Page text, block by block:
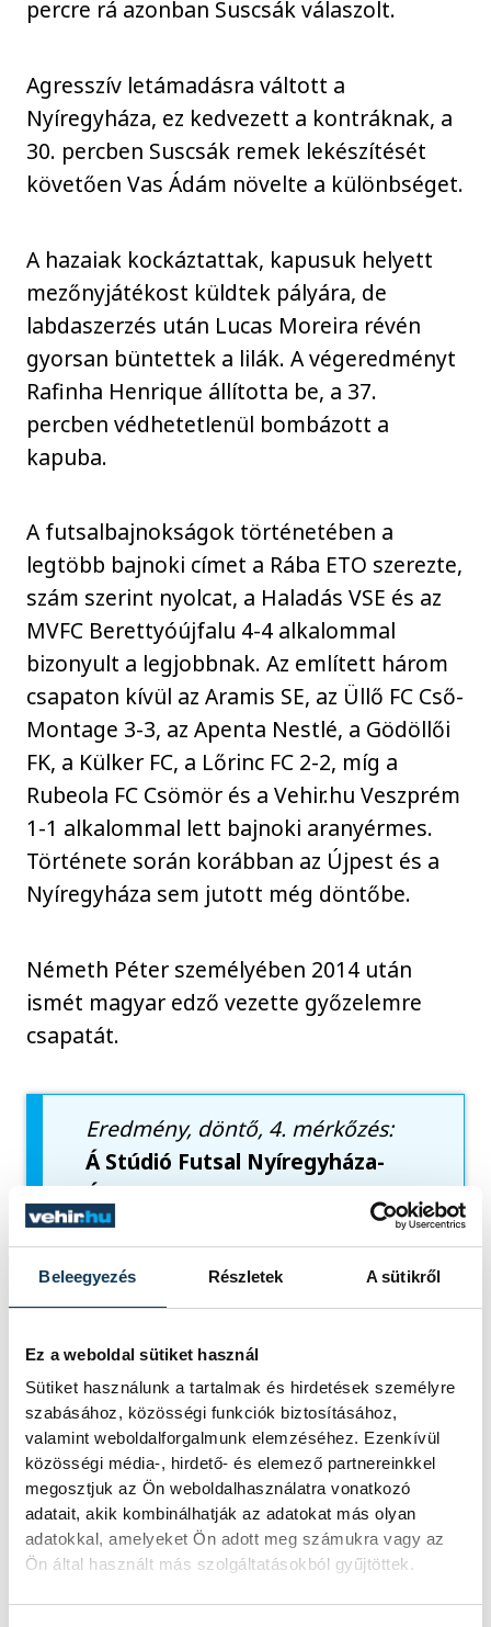
Beleegyezés Részletek A sütikről
Ez a weboldal sütiket használ
Sütiket használunk a tartalmak és hirdetések személyre
szabásához, közösségi funkciók biztosításához,
valamint weboldalforgalmunk elemzéséhez. Ezenkívül
közösségi média-, hirdető- és elemező partnereinkkel
megosztjuk az Ön weboldalhasználatra vonatkozó
adatait, akik kombinálhatják az adatokat más olyan
adatokkal, amelyeket Ön adott meg számukra vagy az
Ön által használt más szolgáltatásokból gyűjtöttek.
percre rá azonban Suscsák válaszolt.
Agresszív letámadásra váltott a
Nyíregyháza, ez kedvezett a kontráknak, a
30. percben Suscsák remek lekészítését
követően Vas Ádám növelte a különbséget.
A hazaiak kockáztattak, kapusuk helyett
mezőnyjátékost küldtek pályára, de
labdaszerzés után Lucas Moreira révén
gyorsan büntettek a lilák. A végeredményt
Rafinha Henrique állította be, a 37.
percben védhetetlenül bombázott a
kapuba.
A futsalbajnokságok történetében a
legtöbb bajnoki címet a Rába ETO szerezte,
szám szerint nyolcat, a Haladás VSE és az
MVFC Berettyóújfalu 4-4 alkalommal
bizonyult a legjobbnak. Az említett három
csapaton kívül az Aramis SE, az Üllő FC Cső-
Montage 3-3, az Apenta Nestlé, a Gödöllői
FK, a Külker FC, a Lőrinc FC 2-2, míg a
Rubeola FC Csömör és a Vehir.hu Veszprém
1-1 alkalommal lett bajnoki aranyérmes.
Története során korábban az Újpest és a
Nyíregyháza sem jutott még döntőbe.
Németh Péter személyében 2014 után
ismét magyar edző vezette győzelemre
csapatát.
Eredmény, döntő, 4. mérkőzés:
Á Stúdió Futsal Nyíregyháza-
Újpest FC 2-5 (0-2)
gól
(1., 24.), Thiago Cardoso (10.),
A párharcot 3-1-re az Újpest
nyerte.
Korábban:
A 3. helyért, 4. mérkőzés:
Debreceni EAC-Vehir.hu Futsal